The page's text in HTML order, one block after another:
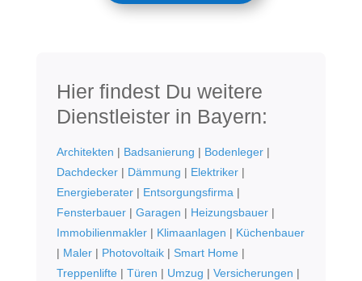
Hier findest Du weitere
Dienstleister in Bayern:
Architekten | Badsanierung | Bodenleger|
Dachdecker| Dämmung | Elektriker|
Energieberater| Entsorgungsfirma|
Fensterbauer| Garagen | Heizungsbauer|
Immobilienmakler| Klimaanlagen | Küchenbauer
| Maler| Photovoltaik| Smart Home|
Treppenlifte| Türen | Umzug | Versicherungen |